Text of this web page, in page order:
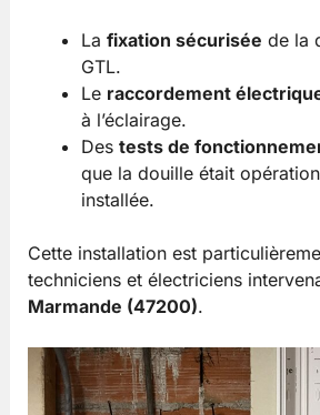
La fixation sécurisée de la
GTL.
Le raccordement
à l’éclairage.
Des tests de
que la douille était
installée.
Cette installation est
techniciens et électriciens
Marmande (47200).